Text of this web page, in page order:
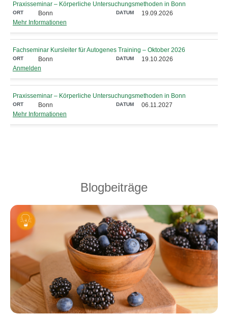
Praxisseminar – Körperliche Untersuchungsmethoden in Bonn
Bonn
19.09.2026
Mehr Informationen
Fachseminar Kursleiter für Autogenes Training – Oktober 2026
Bonn
19.10.2026
Anmelden
Praxisseminar – Körperliche Untersuchungsmethoden in Bonn
Bonn
06.11.2027
Mehr Informationen
Blogbeiträge